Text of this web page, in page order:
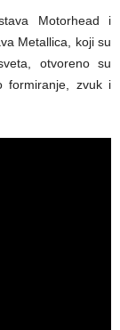
Motorhead i
Metallica, koji su
otvoreno su
formiranje, zvuk i